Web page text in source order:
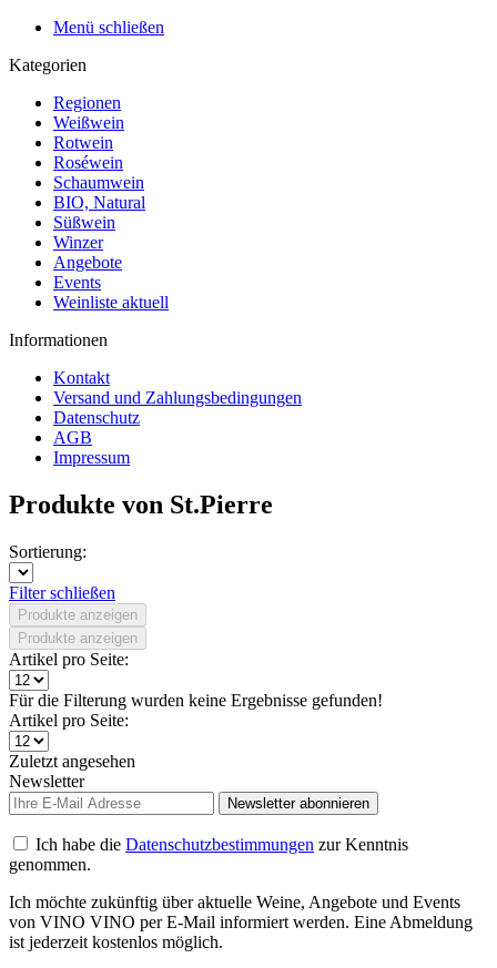
Menü schließen
Kategorien
Regionen
Weißwein
Rotwein
Roséwein
Schaumwein
BIO, Natural
Süßwein
Winzer
Angebote
Events
Weinliste aktuell
Informationen
Kontakt
Versand und Zahlungsbedingungen
Datenschutz
AGB
Impressum
Produkte von St.Pierre
Sortierung:
Filter schließen
Produkte anzeigen
Produkte anzeigen
Artikel pro Seite:
Für die Filterung wurden keine Ergebnisse gefunden!
Artikel pro Seite:
Zuletzt angesehen
Newsletter
Newsletter abonnieren
Ich habe die Datenschutzbestimmungen zur Kenntnis
genommen.
Ich möchte zukünftig über aktuelle Weine, Angebote und Events
von VINO VINO per E-Mail informiert werden. Eine Abmeldung
ist jederzeit kostenlos möglich.